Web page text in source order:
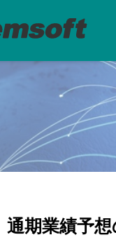
通期業績予